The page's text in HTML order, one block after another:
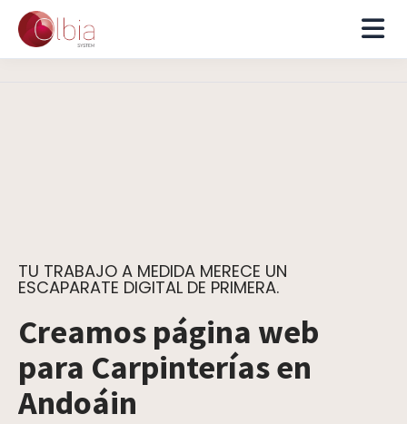
TU TRABAJO A MEDIDA MERECE UN
ESCAPARATE DIGITAL DE PRIMERA.
Creamos página web
para Carpinterías en
Andoáin